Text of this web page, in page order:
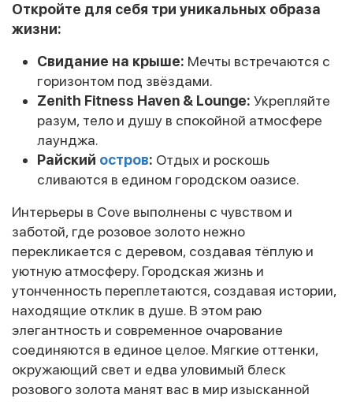
Откройте для себя три уникальных образа
жизни:
Свидание на крыше: Мечты встречаются с
горизонтом под звёздами.
Zenith Fitness Haven & Lounge: Укрепляйте
разум, тело и душу в спокойной атмосфере
лаунджа.
Райский остров: Отдых и роскошь
сливаются в едином городском оазисе.
Интерьеры в Cove выполнены с чувством и
заботой, где розовое золото нежно
перекликается с деревом, создавая тёплую и
уютную атмосферу. Городская жизнь и
утонченность переплетаются, создавая истории,
находящие отклик в душе. В этом раю
элегантность и современное очарование
соединяются в единое целое. Мягкие оттенки,
окружающий свет и едва уловимый блеск
розового золота манят вас в мир изысканной